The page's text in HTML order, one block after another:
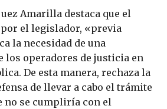
Amarilla destaca que el
el legislador, «previa
la necesidad de una
los operadores de justicia en
De esta manera, rechaza la
de llevar a cabo el trámite
no se cumpliría con el